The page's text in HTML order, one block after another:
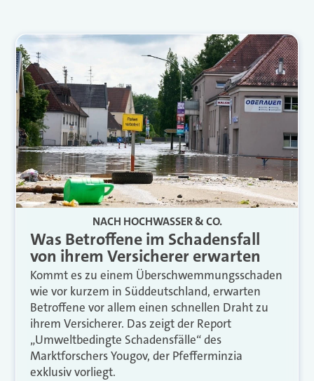
NACH HOCHWASSER & CO.
Was Betroffene im Schadensfall
von ihrem Versicherer erwarten
Kommt es zu einem Überschwemmungsschaden
wie vor kurzem in Süddeutschland, erwarten
Betroffene vor allem einen schnellen Draht zu
ihrem Versicherer. Das zeigt der Report
„Umweltbedingte Schadensfälle“ des
Marktforschers Yougov, der Pfefferminzia
exklusiv vorliegt.